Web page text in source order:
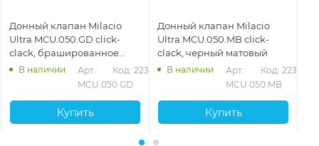
Донный клапан Milacio
Ultra MCU.050.GD click-
clack, брашированное
золото
В наличии
Арт.:
MCU.050.GD
Код: 22365
Купить
Донный клапан Milacio
Ultra MCU.050.MB click-
clack, черный матовый
В наличии
Арт.:
MCU.050.MB
Код: 22366
Купить